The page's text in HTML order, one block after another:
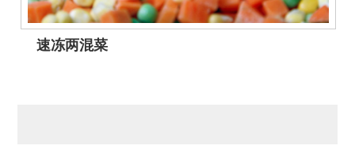
速冻两混菜